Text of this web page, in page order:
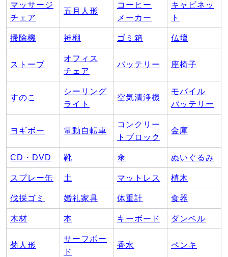
マッサージ
チェア
五月人形
コーヒー
メーカー
キャビネッ
ト
掃除機 神棚 ゴミ箱 仏壇
ストーブ
オフィス
チェア
バッテリー 座椅子
すのこ
シーリング
ライト
空気清浄機
モバイル
バッテリー
ヨギボー 電動自転車
コンクリー
トブロック
金庫
CD・DVD 靴 傘 ぬいぐるみ
スプレー缶 土 マットレス 植木
伐採ゴミ 婚礼家具 体重計 食器
木材 本 キーボード ダンベル
菊人形
サーフボー
ド
香水 ペンキ